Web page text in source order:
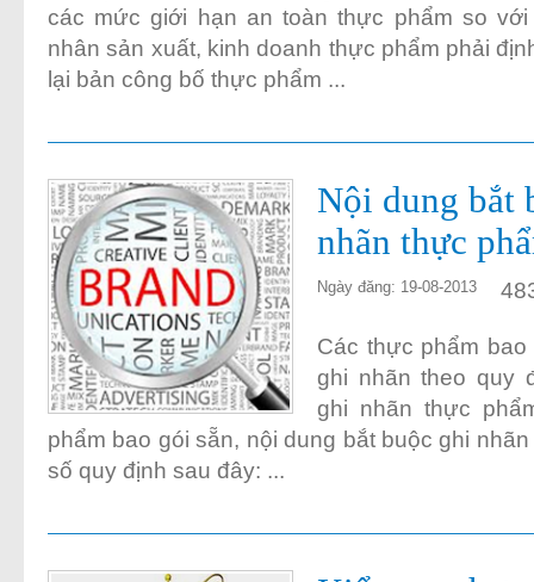
các mức giới hạn an toàn thực phẩm so
nhân sản xuất, kinh doanh thực phẩm phải
lại bản công bố thực phẩm ...
Nội dung bắt
nhãn thực
Ngày đăng: 19-08-2013
Các thực phẩm
ghi nhãn theo quy
ghi nhãn thực
phẩm bao gói sẵn, nội dung bắt buộc ghi
số quy định sau đây: ...